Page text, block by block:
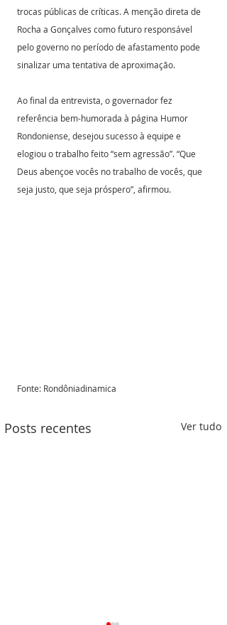
trocas públicas de críticas. A menção direta de
Rocha a Gonçalves como futuro responsável
pelo governo no período de afastamento pode
sinalizar uma tentativa de aproximação.
Ao final da entrevista, o governador fez
referência bem-humorada à página Humor
Rondoniense, desejou sucesso à equipe e
elogiou o trabalho feito “sem agressão”. “Que
Deus abençoe vocês no trabalho de vocês, que
seja justo, que seja próspero”, afirmou.
Fonte: Rondôniadinamica
Posts recentes Ver tudo